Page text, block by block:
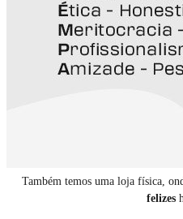
Também temos uma loja física,
felizes